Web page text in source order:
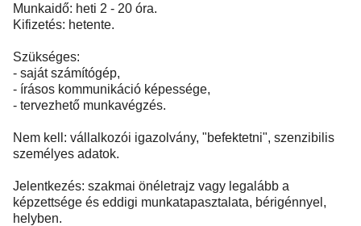
Munkaidő: heti 2 - 20 óra.
Kifizetés: hetente.
Szükséges:
- saját számítógép,
- írásos kommunikáció képessége,
- tervezhető munkavégzés.
Nem kell: vállalkozói igazolvány, "befektetni", szenzibilis
személyes adatok.
Jelentkezés: szakmai önéletrajz vagy legalább a
képzettsége és eddigi munkatapasztalata, bérigénnyel,
helyben.